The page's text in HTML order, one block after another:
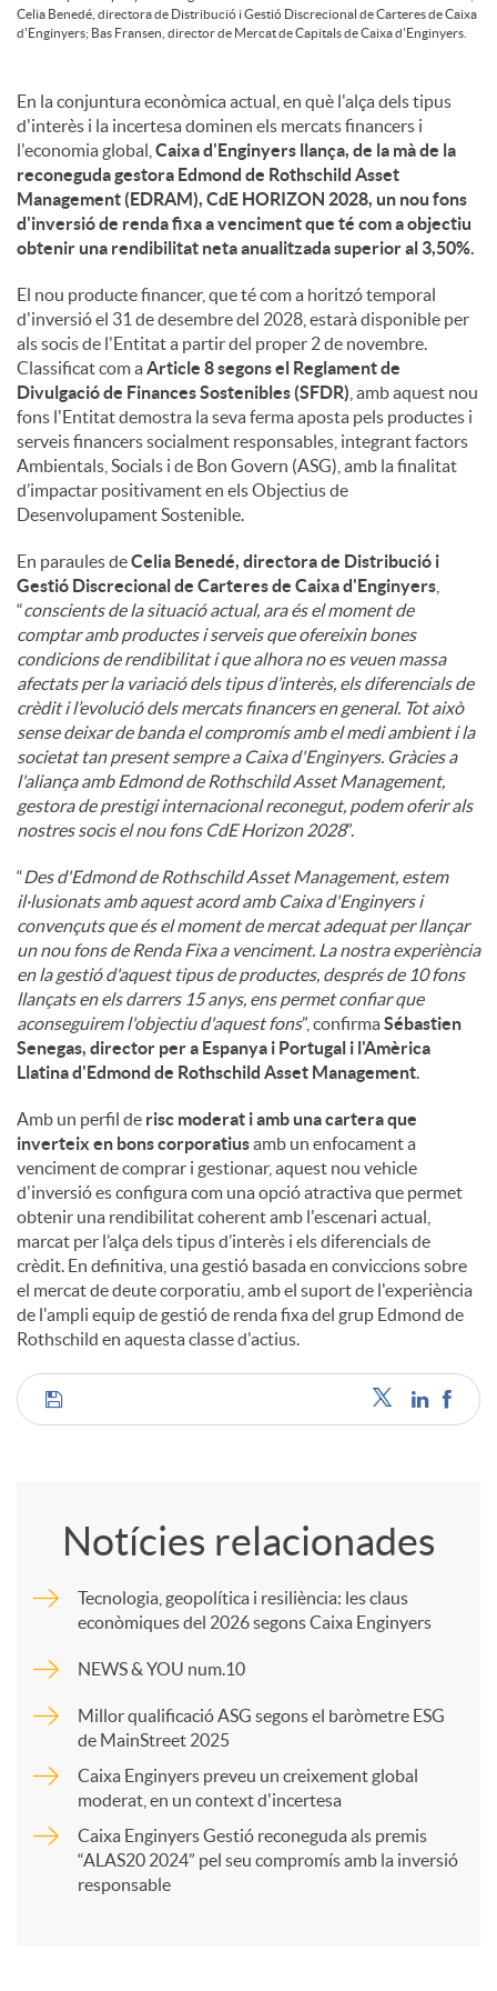
Celia Benedé, directora de Distribució i Gestió Discrecional de Carteres de Caixa
d'Enginyers; Bas Fransen, director de Mercat de Capitals de Caixa d'Enginyers.
En la conjuntura econòmica actual, en què l'alça dels tipus
d'interès i la incertesa dominen els mercats financers i
l'economia global, Caixa d'Enginyers llança, de la mà de la
reconeguda gestora Edmond de Rothschild Asset
Management (EDRAM), CdE HORIZON 2028, un nou fons
d'inversió de renda fixa a venciment que té com a objectiu
obtenir una rendibilitat neta anualitzada superior al 3,50%.
El nou producte financer, que té com a horitzó temporal
d'inversió el 31 de desembre del 2028, estarà disponible per
als socis de l'Entitat a partir del proper 2 de novembre.
Classificat com aArticle 8 segons el Reglament de
Divulgació de Finances Sostenibles (SFDR) , amb aquest nou
fons l'Entitat demostra la seva ferma aposta pels productes i
serveis financers socialment responsables, integrant factors
Ambientals, Socials i de Bon Govern (ASG), amb la finalitat
d’impactar positivament en els Objectius de
Desenvolupament Sostenible.
En paraules deCelia Benedé, directora de Distribució i
Gestió Discrecional de Carteres de Caixa d'Enginyers
“conscients de la situació actual, ara és el moment de
comptar amb productes i serveis que ofereixin bones
condicions de rendibilitat i que alhora no es veuen massa
afectats per la variació dels tipus d’interès, els diferencials de
crèdit i l’evolució dels mercats financers en general. Tot això
sense deixar de banda el compromís amb el medi ambient i la
societat tan present sempre a Caixa d'Enginyers. Gràcies a
l'aliança amb Edmond de Rothschild Asset Management,
gestora de prestigi internacional reconegut, podem oferir als
nostres socis el nou fons CdE Horizon 2028”.
“Des d'Edmond de Rothschild Asset Management, estem
il·lusionats amb aquest acord amb Caixa d'Enginyers i
convençuts que és el moment de mercat adequat per llançar
un nou fons de Renda Fixa a venciment. La nostra experiència
en la gestió d'aquest tipus de productes, després de 10 fons
llançats en els darrers 15 anys, ens permet confiar que
aconseguirem l'objectiu d'aquest fons”, confirmaSébastien
Senegas, director per a Espanya i Portugal i l'Amèrica
Llatina d'Edmond de Rothschild Asset Management.
Amb un perfil de risc moderat i amb una cartera que
inverteix en bons corporatiusamb un enfocament a
venciment de comprar i gestionar, aquest nou vehicle
d'inversió es configura com una opció atractiva que permet
obtenir una rendibilitat coherent amb l'escenari actual,
marcat per l’alça dels tipus d’interès i els diferencials de
crèdit. En definitiva, una gestió basada en conviccions sobre
el mercat de deute corporatiu, amb el suport de l'experiència
de l'ampli equip de gestió de renda fixa del grup Edmond de
Rothschild en aquesta classe d'actius.
C
a
r
Notícies relacionades
Tecnologia, geopolítica i resiliència: les claus
econòmiques del 2026 segons Caixa Enginyers
NEWS & YOU num.10
Millor qualificació ASG segons el baròmetre ESG
de MainStreet 2025
Caixa Enginyers preveu un creixement global
moderat, en un context d'incertesa
Caixa Enginyers Gestió reconeguda als premis
“ALAS20 2024” pel seu compromís amb la inversió
responsable